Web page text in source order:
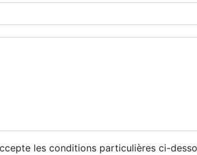
les conditions particulières ci-